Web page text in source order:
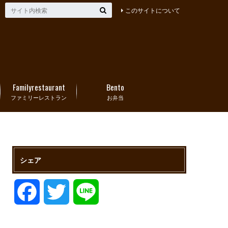
このサイトについて
ファミリーレストラン
Familyrestaurant
お弁当
Bento
シェア